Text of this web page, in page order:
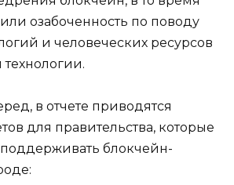
озабоченность по поводу
и человеческих ресурсов
технологии.
в отчете приводятся
для правительства, которые
блокчейн-